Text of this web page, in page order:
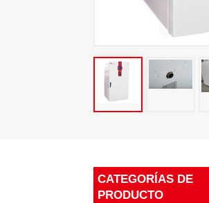
CATEGORÍAS DE
PRODUCTO